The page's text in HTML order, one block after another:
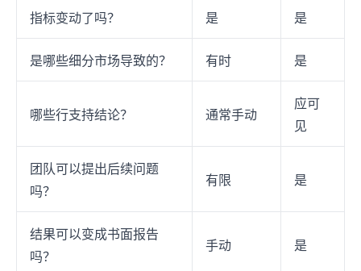
指标变动了吗？ 是 是
是哪些细分市场导致的？ 有时 是
哪些行支持结论？ 通常手动
应可
见
团队可以提出后续问题
吗？
有限 是
结果可以变成书面报告
吗？
手动 是